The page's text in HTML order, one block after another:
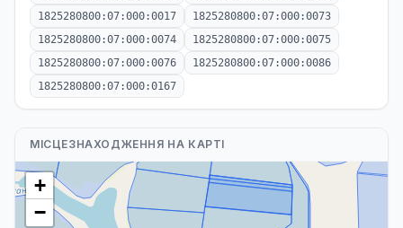
1825280800:07:000:0017
1825280800:07:000:0073
1825280800:07:000:0074
1825280800:07:000:0075
1825280800:07:000:0076
1825280800:07:000:0086
1825280800:07:000:0167
МІСЦЕЗНАХОДЖЕННЯ НА КАРТІ
+
−